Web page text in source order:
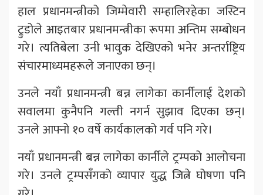
हाल प्रधानमन्त्रीको जिम्मेवारी सम्हालिरहेका जस्टिन
ट्रुडोले आइतबार प्रधानमन्त्रीका रूपमा अन्तिम सम्बोधन
गरे। त्यतिबेला उनी भावुक देखिएको भनेर अन्तर्राष्ट्रिय
संचारमाध्यमहरूले जनाएका छन्।
उनले नयाँ प्रधानमन्त्री बन्न लागेका कार्नीलाई देशको
सवालमा कुनैपनि गल्ती नगर्न सुझाव दिएका छन्।
उनले आफ्नो १० वर्षे कार्यकालको गर्व पनि गरे।
नयाँ प्रधानमन्त्री बन्न लागेका कार्नीले ट्रम्पको आलोचना
गरे। उनले ट्रम्पसँगको व्यापार युद्ध जित्ने घोषणा पनि